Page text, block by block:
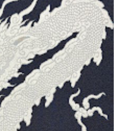
メ
ニ
ュ
ー
を
展
サ
ブ
メ
ニ
ュ
ー
展
開